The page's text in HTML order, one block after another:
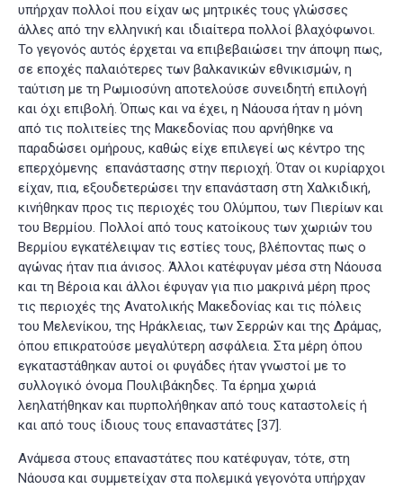
υπήρχαν πολλοί που είχαν ως μητρικές τους γλώσσες
άλλες από την ελληνική και ιδιαίτερα πολλοί βλαχόφωνοι.
Το γεγονός αυτός έρχεται να επιβεβαιώσει την άποψη πως,
σε εποχές παλαιότερες των βαλκανικών εθνικισμών, η
ταύτιση με τη Ρωμιοσύνη αποτελούσε συνειδητή επιλογή
και όχι επιβολή. Όπως και να έχει, η Νάουσα ήταν η μόνη
από τις πολιτείες της Μακεδονίας που αρνήθηκε να
παραδώσει ομήρους, καθώς είχε επιλεγεί ως κέντρο της
επερχόμενης επανάστασης στην περιοχή. Όταν οι κυρίαρχοι
είχαν, πια, εξουδετερώσει την επανάσταση στη Χαλκιδική,
κινήθηκαν προς τις περιοχές του Ολύμπου, των Πιερίων και
του Βερμίου. Πολλοί από τους κατοίκους των χωριών του
Βερμίου εγκατέλειψαν τις εστίες τους, βλέποντας πως ο
αγώνας ήταν πια άνισος. Άλλοι κατέφυγαν μέσα στη Νάουσα
και τη Βέροια και άλλοι έφυγαν για πιο μακρινά μέρη προς
τις περιοχές της Ανατολικής Μακεδονίας και τις πόλεις
του Μελενίκου, της Ηράκλειας, των Σερρών και της Δράμας,
όπου επικρατούσε μεγαλύτερη ασφάλεια. Στα μέρη όπου
εγκαταστάθηκαν αυτοί οι φυγάδες ήταν γνωστοί με το
συλλογικό όνομα Πουλιβάκηδες. Τα έρημα χωριά
λεηλατήθηκαν και πυρπολήθηκαν από τους καταστολείς ή
και από τους ίδιους τους επαναστάτες [37].
Ανάμεσα στους επαναστάτες που κατέφυγαν, τότε, στη
Νάουσα και συμμετείχαν στα πολεμικά γεγονότα υπήρχαν